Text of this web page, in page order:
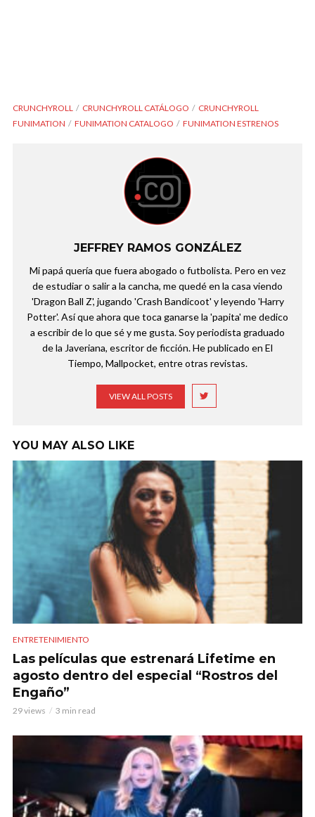
CRUNCHYROLL CRUNCHYROLL CATÁLOGO
CRUNCHYROLL
FUNIMATION
FUNIMATION CATALOGO FUNIMATION ESTRENOS
JEFFREY RAMOS GONZÁLEZ
Mi papá quería que fuera abogado o futbolista. Pero en vez
de estudiar o salir a la cancha, me quedé en la casa viendo
'Dragon Ball Z', jugando 'Crash Bandicoot' y leyendo 'Harry
Potter'. Así que ahora que toca ganarse la 'papita' me dedico
a escribir de lo que sé y me gusta. Soy periodista graduado
de la Javeriana, escritor de ficción. He publicado en El
Tiempo, Mallpocket, entre otras revistas.
VIEW ALL POSTS
YOU MAY ALSO LIKE
ENTRETENIMIENTO
Las películas que estrenará Lifetime en
agosto dentro del especial “Rostros del
Engaño”
29 views 3 min read